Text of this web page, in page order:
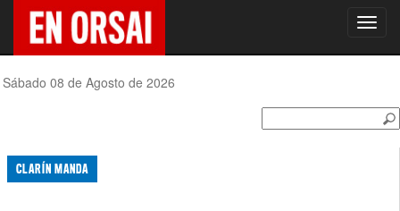
Sábado 08 de Agosto de 2026
CLARÍN MANDA